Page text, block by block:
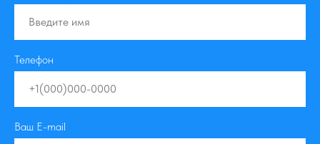
Телефон
Ваш E-mail